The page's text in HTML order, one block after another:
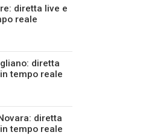
diretta live e
reale
diretta
tempo reale
diretta
tempo reale